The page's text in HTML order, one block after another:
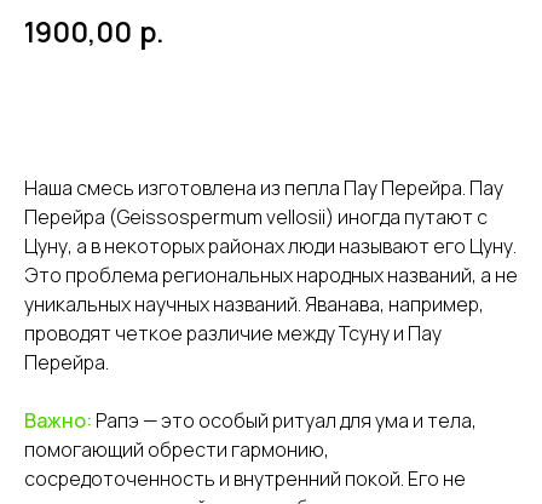
1900,00 р.
Наша смесь изготовлена ​​из пепла Пау Перейра. Пау
Перейра (Geissospermum vellosii) иногда путают с
Цуну, а в некоторых районах люди называют его Цуну.
Это проблема региональных народных названий, а не
уникальных научных названий. Яванава, например,
проводят четкое различие между Тсуну и Пау
Перейра.
Важно: Рапэ — это особый ритуал для ума и тела,
помогающий обрести гармонию,
сосредоточенность и внутренний покой. Его не